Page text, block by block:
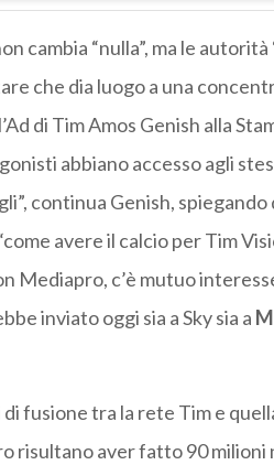
cambia “nulla”, ma le
che dia luogo a una
di Tim Amos Genish alla
abbiano accesso agli
continua Genish,
avere il calcio per Tim
Mediapro, c’è mutuo
inviato oggi sia a Sky sia a
fusione tra la rete Tim e
risultano aver fatto 90 milioni